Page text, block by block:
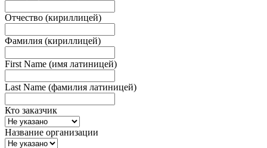
Отчество (кириллицей)
Фамилия (кириллицей)
First Name (имя латиницей)
Last Name (фамилия латиницей)
Кто заказчик
Название организации